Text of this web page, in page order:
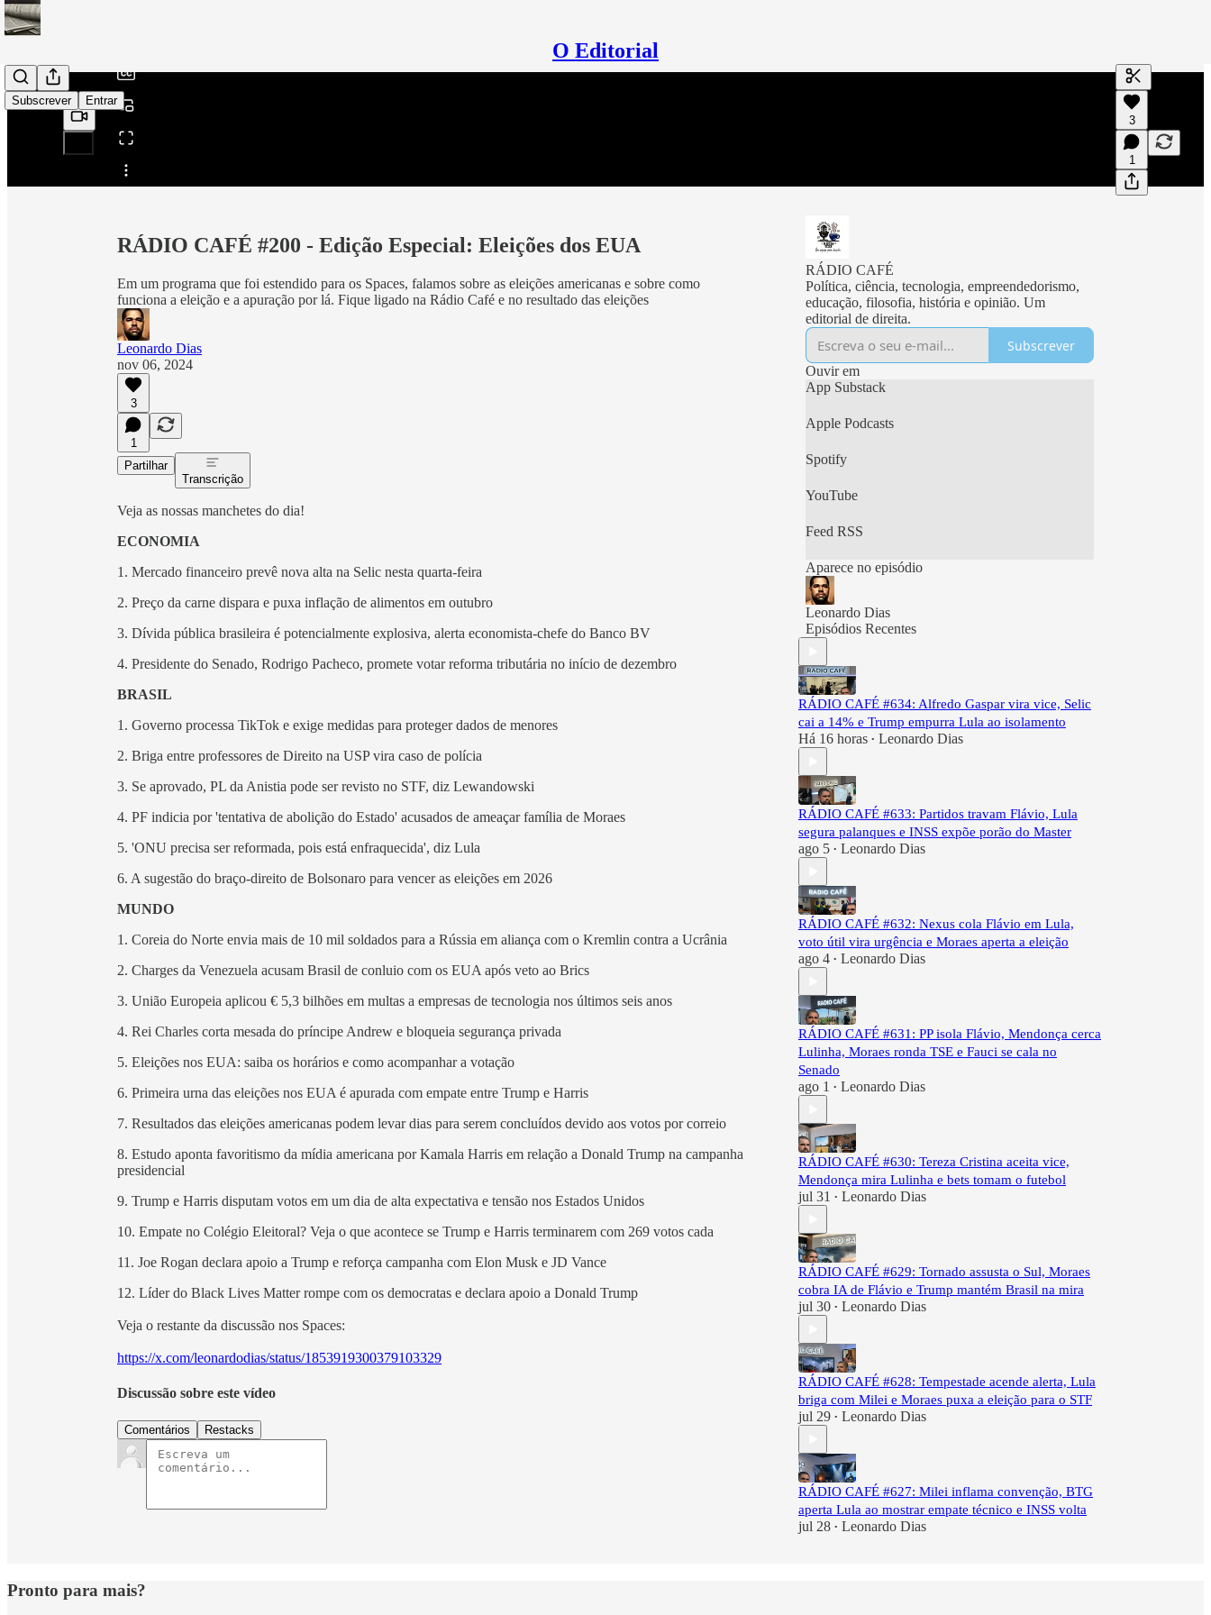
O Editorial
Subscrever Entrar
Partilhar a partir de0:00
Gerar
Uma
3
1
RÁDIO CAFÉ #200 - Edição Especial: Eleições dos EUA
Em um programa que foi estendido para os Spaces, falamos sobre as eleições americanas e sobre como
funciona a eleição e a apuração por lá. Fique ligado na Rádio Café e no resultado das eleições
Leonardo Dias
nov 06, 2024
3
1
Partilhar
Transcrição
Veja as nossas manchetes do dia!
ECONOMIA
1. Mercado financeiro prevê nova alta na Selic nesta quarta-feira
2. Preço da carne dispara e puxa inflação de alimentos em outubro
3. Dívida pública brasileira é potencialmente explosiva, alerta economista-chefe do Banco BV
4. Presidente do Senado, Rodrigo Pacheco, promete votar reforma tributária no início de dezembro
BRASIL
1. Governo processa TikTok e exige medidas para proteger dados de menores
2. Briga entre professores de Direito na USP vira caso de polícia
3. Se aprovado, PL da Anistia pode ser revisto no STF, diz Lewandowski
4. PF indicia por 'tentativa de abolição do Estado' acusados de ameaçar família de Moraes
5. 'ONU precisa ser reformada, pois está enfraquecida', diz Lula
6. A sugestão do braço-direito de Bolsonaro para vencer as eleições em 2026
MUNDO
1. Coreia do Norte envia mais de 10 mil soldados para a Rússia em aliança com o Kremlin contra a Ucrânia
2. Charges da Venezuela acusam Brasil de conluio com os EUA após veto ao Brics
3. União Europeia aplicou € 5,3 bilhões em multas a empresas de tecnologia nos últimos seis anos
4. Rei Charles corta mesada do príncipe Andrew e bloqueia segurança privada
5. Eleições nos EUA: saiba os horários e como acompanhar a votação
6. Primeira urna das eleições nos EUA é apurada com empate entre Trump e Harris
7. Resultados das eleições americanas podem levar dias para serem concluídos devido aos votos por correio
8. Estudo aponta favoritismo da mídia americana por Kamala Harris em relação a Donald Trump na campanha
presidencial
9. Trump e Harris disputam votos em um dia de alta expectativa e tensão nos Estados Unidos
10. Empate no Colégio Eleitoral? Veja o que acontece se Trump e Harris terminarem com 269 votos cada
11. Joe Rogan declara apoio a Trump e reforça campanha com Elon Musk e JD Vance
12. Líder do Black Lives Matter rompe com os democratas e declara apoio a Donald Trump
Veja o restante da discussão nos Spaces:
https://x.com/leonardodias/status/1853919300379103329
Discussão sobre este vídeo
Comentários Restacks
RÁDIO CAFÉ
Política, ciência, tecnologia, empreendedorismo,
educação, filosofia, história e opinião. Um
editorial de direita.
Subscrever
Ouvir em
App Substack
Apple Podcasts
Spotify
YouTube
Feed RSS
Aparece no episódio
Leonardo Dias
Episódios Recentes
RÁDIO CAFÉ #634: Alfredo Gaspar vira vice, Selic
cai a 14% e Trump empurra Lula ao isolamento
Há 16 horas • Leonardo Dias
RÁDIO CAFÉ #633: Partidos travam Flávio, Lula
segura palanques e INSS expõe porão do Master
ago 5 • Leonardo Dias
RÁDIO CAFÉ #632: Nexus cola Flávio em Lula,
voto útil vira urgência e Moraes aperta a eleição
ago 4 • Leonardo Dias
RÁDIO CAFÉ #631: PP isola Flávio, Mendonça cerca
Lulinha, Moraes ronda TSE e Fauci se cala no
Senado
ago 1 • Leonardo Dias
RÁDIO CAFÉ #630: Tereza Cristina aceita vice,
Mendonça mira Lulinha e bets tomam o futebol
jul 31 • Leonardo Dias
RÁDIO CAFÉ #629: Tornado assusta o Sul, Moraes
cobra IA de Flávio e Trump mantém Brasil na mira
jul 30 • Leonardo Dias
RÁDIO CAFÉ #628: Tempestade acende alerta, Lula
briga com Milei e Moraes puxa a eleição para o STF
jul 29 • Leonardo Dias
RÁDIO CAFÉ #627: Milei inflama convenção, BTG
aperta Lula ao mostrar empate técnico e INSS volta
jul 28 • Leonardo Dias
Pronto para mais?